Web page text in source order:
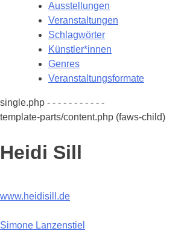
Ausstellungen
Veranstaltungen
Schlagwörter
Künstler*innen
Genres
Veranstaltungsformate
single.php - - - - - - - - - - -
template-parts/content.php (faws-child)
Heidi Sill
www.heidisill.de
Beitragsnavigation
Simone Lanzenstiel